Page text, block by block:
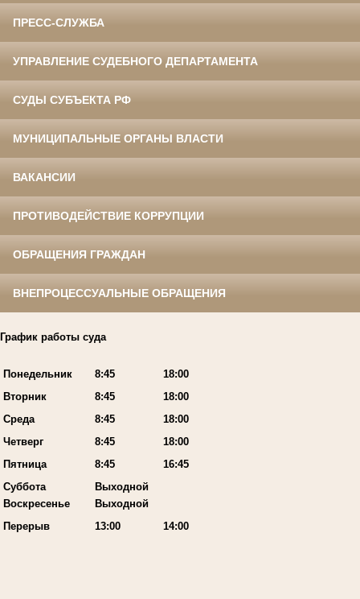
ПРЕСС-СЛУЖБА
УПРАВЛЕНИЕ СУДЕБНОГО ДЕПАРТАМЕНТА
СУДЫ СУБЪЕКТА РФ
МУНИЦИПАЛЬНЫЕ ОРГАНЫ ВЛАСТИ
ВАКАНСИИ
ПРОТИВОДЕЙСТВИЕ КОРРУПЦИИ
ОБРАЩЕНИЯ ГРАЖДАН
ВНЕПРОЦЕССУАЛЬНЫЕ ОБРАЩЕНИЯ
График работы суда
Понедельник 8:45
18:00
Вторник
8:45
18:00
Среда
8:45
18:00
Четверг
8:45
18:00
Пятница
8:45
16:45
Суббота
Воскресенье
Выходной
Выходной
Перерыв
13:00 14:00